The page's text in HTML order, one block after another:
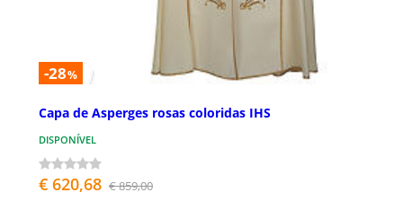
-28%
Capa de Asperges rosas coloridas IHS
DISPONÍVEL
€ 620,68 € 859,00